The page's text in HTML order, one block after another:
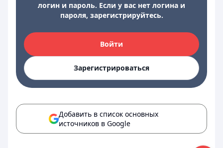
логин и пароль. Если у вас нет логина и
пароля, зарегистрируйтесь.
Войти
Зарегистрироваться
Добавить в список основных
источников в Google